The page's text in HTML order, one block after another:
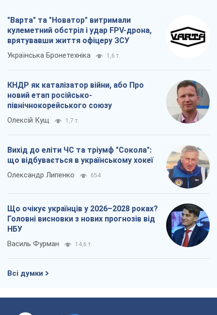
"Варта" та "Новатор" витримали
кулеметний обстріл і удар FPV-дрона,
врятувавши життя офіцеру ЗСУ
Українська Бронетехніка 1,6 т.
КНДР як каталізатор війни, або Про
новий етап російсько-
північнокорейського союзу
Олексій Кущ 1,7 т.
Вихід до еліти ЧС та тріумф "Сокола":
що відбувається в українському хокеї
Олександр Липенко 654
Що очікує українців у 2026–2028 роках?
Головні висновки з нових прогнозів від
НБУ
Василь Фурман 14,6 т.
Всі думки